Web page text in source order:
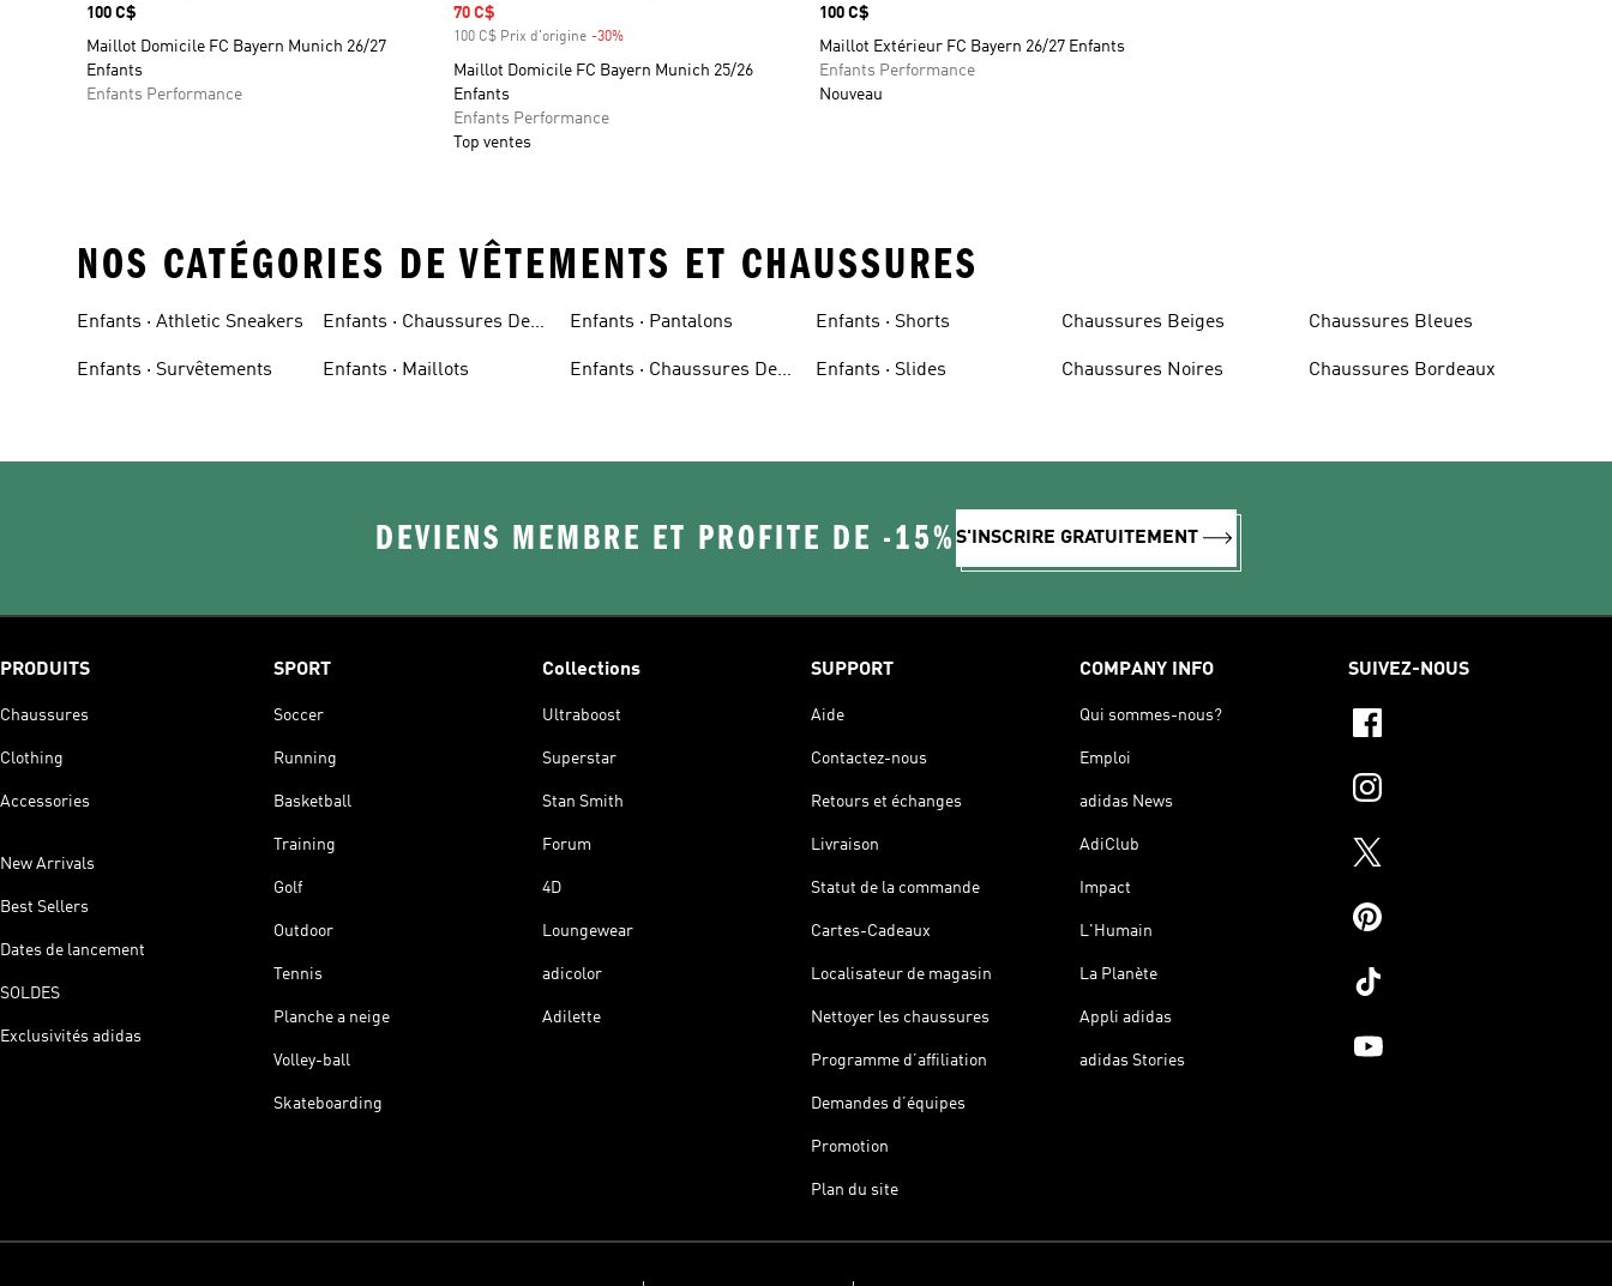
Prix
100 C$
Maillot Domicile FC Bayern Munich 26/27
Enfants
Enfants Performance
Prix soldé
70 C$
100 C$ Prix d'origine -30%Rabais
Maillot Domicile FC Bayern Munich 25/26
Enfants
Enfants Performance
Top ventes
Prix
100 C$
Maillot Extérieur FC Bayern 26/27 Enfants
Enfants Performance
Nouveau
NOS CATÉGORIES DE VÊTEMENTS ET CHAUSSURES
Enfants · Athletic Sneakers
Enfants · Survêtements
Enfants · Chaussures De
Enfants · Maillots
Enfants · Pantalons
Enfants · Chaussures De
Enfants · Shorts
Enfants · Slides
Chaussures Beiges
Chaussures Noires
Chaussures Bleues
Chaussures Bordeaux
DEVIENS MEMBRE ET PROFITE DE -15% S'INSCRIRE GRATUITEMENT
PRODUITS
Chaussures
Clothing
Accessories
New Arrivals
Best Sellers
Dates de lancement
SOLDES
Exclusivités adidas
SPORT
Soccer
Running
Basketball
Training
Golf
Outdoor
Tennis
Planche a neige
Volley-ball
Skateboarding
Collections
Ultraboost
Superstar
Stan Smith
Forum
4D
Loungewear
adicolor
Adilette
SUPPORT
Aide
Contactez-nous
Retours et échanges
Livraison
Statut de la commande
Cartes-Cadeaux
Localisateur de magasin
Nettoyer les chaussures
Programme d’affiliation
Demandes d’équipes
Promotion
Plan du site
COMPANY INFO
Qui sommes-nous?
Emploi
adidas News
AdiClub
Impact
L'Humain
La Planète
Appli adidas
adidas Stories
SUIVEZ-NOUS